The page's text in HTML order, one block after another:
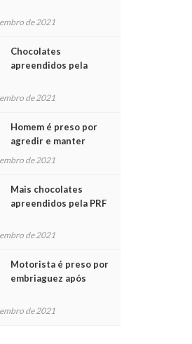
de 2021
Chocolates
apreendidos pela
para crianças na
de 2021
Homem é preso por
agredir e manter
mulher em cárcere
de 2021
Mais chocolates
apreendidos pela PRF
crianças no Natal
de 2021
Motorista é preso por
embriaguez após
feridos
de 2021